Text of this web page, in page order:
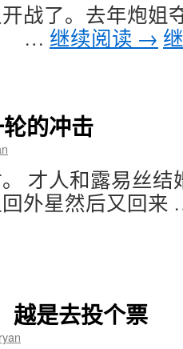
战了。去年炮姐
… 继续阅读 →
的冲击
才人和露易丝
回外星然后又回
越是去投个票